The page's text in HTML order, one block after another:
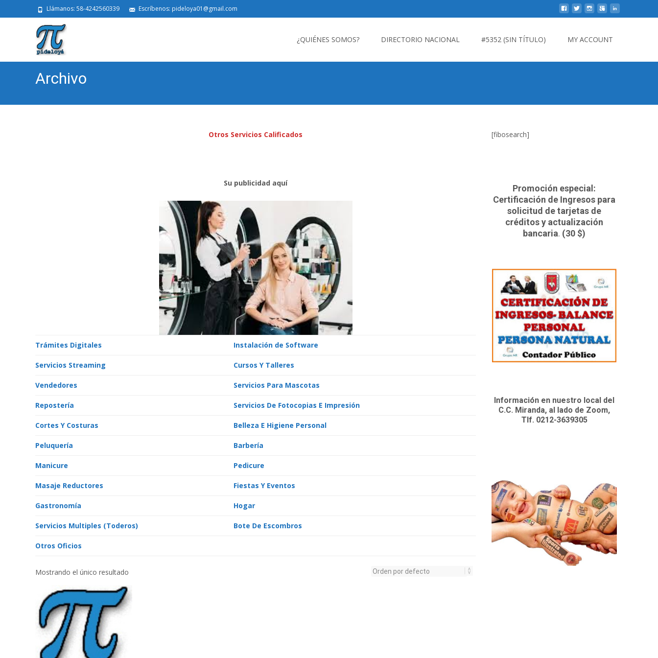
Llámanos: 58-4242560339 Escríbenos: pideloya01@gmail.com
¿QUIÉNES SOMOS? DIRECTORIO NACIONAL #5352 (SIN TÍTULO) MY ACCOUNT
Archivo
Otros Servicios Calificados
Su publicidad aquí
Trámites Digitales Instalación de Software
Servicios Streaming Cursos Y Talleres
Vendedores Servicios Para Mascotas
Repostería Servicios De Fotocopias E Impresión
Cortes Y Costuras Belleza E Higiene Personal
Peluquería Barbería
Manicure Pedicure
Masaje Reductores Fiestas Y Eventos
Gastronomía Hogar
Servicios Multiples (Toderos) Bote De Escombros
Otros Oficios
Mostrando el único resultado
[fibosearch]
Promoción especial:
Certificación de Ingresos para
solicitud de tarjetas de
créditos y actualización
bancaria. (30 $)
Información en nuestro local del
C.C. Miranda, al lado de Zoom,
Tlf. 0212-3639305